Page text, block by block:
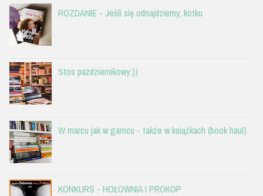
ROZDANIE - Jeśli się odnajdziemy, kotku
Stos październikowy:))
W marcu jak w garncu - także w książkach (book haul)
KONKURS - HOŁOWNIA I PROKOP